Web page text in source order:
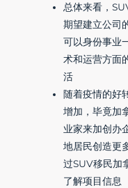
总体来看，
期望建立公司
可以身份事业
术和运营方面
活
随着疫情的好
增加，毕竟加
业家来加创办
地居民创造更
过SUV移民加
了解项目信息